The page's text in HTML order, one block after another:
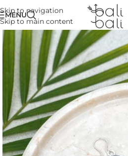
Skip to navigation
Skip to main content
MENU